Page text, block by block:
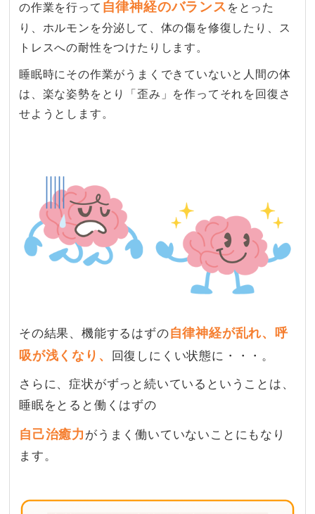
の作業を行って 自律神経のバランス をとった
り、 ホルモンを分泌 して、体の傷を修復したり、ス
トレスへの耐性をつけたりします。
睡眠時にその作業がうまくできていないと人間の体
は、楽な姿勢をとり「歪み」を作ってそれを回復さ
せようとします。
その結果、機能するはずの自律神経が乱れ、呼
吸が浅くなり、
回復しにくい状態に・・・。
さらに、症状がずっと続いているということは、
睡眠をとると働くはずの
自己治癒力 がうまく働いていないことにもなり
ます。